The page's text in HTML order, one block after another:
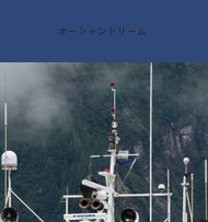
オーシャンドリーム